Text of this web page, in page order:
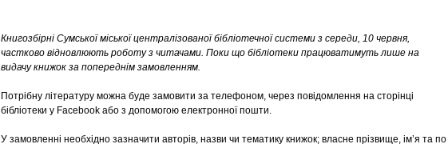
Книгозбірні Сумської міської централізованої бібліотечної системи з середи, 10 червня,
частково відновлюють роботу з читачами. Поки що бібліотеки працюватимуть лише на
видачу книжок за попереднім замовленням.
Потрібну літературу можна буде замовити за телефоном, через повідомлення на сторінці
бібліотеки у Facebook або з допомогою електронної пошти.
У замовленні необхідно зазначити авторів, назви чи тематику книжок; власне прізвище, ім’я та по